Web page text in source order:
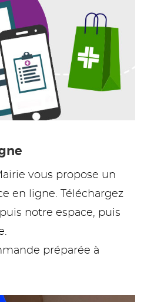
vous propose un
en ligne. Téléchargez
notre espace, puis
préparée à